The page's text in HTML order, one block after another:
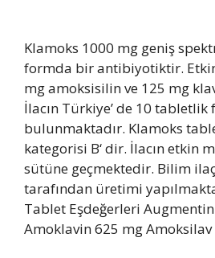
Klamoks 1000 mg geniş
formda bir antibiyotiktir.
mg amoksisilin ve 125 mg
İlacın Türkiye’ de 10 tabletlik
bulunmaktadır. Klamoks
kategorisi B‘ dir. İlacın etkin
sütüne geçmektedir. Bilim
tarafından üretimi
Tablet Eşdeğerleri
Amoklavin 625 mg